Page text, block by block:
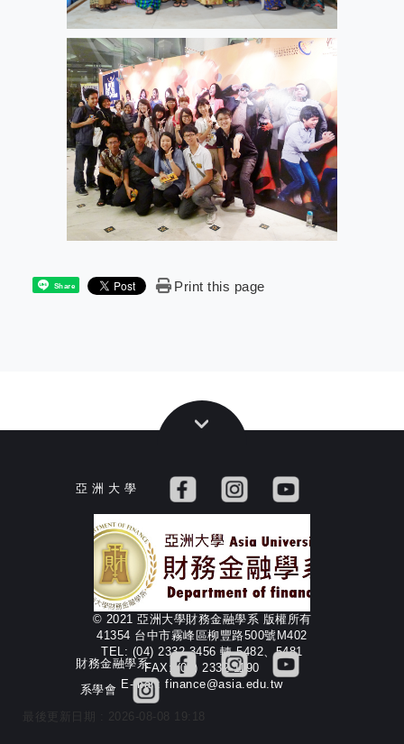
Share Print this page
亞 洲 大 學
© 2021 亞洲大學財務金融學系 版權所有
41354 台中市霧峰區柳豐路500號M402
TEL: (04) 2332-3456 轉 5482、5481
FAX: (04) 2332-1190
E-mail: finance@asia.edu.tw
財務金融學系
系學會
最後更新日期 : 2026-08-08 19:18